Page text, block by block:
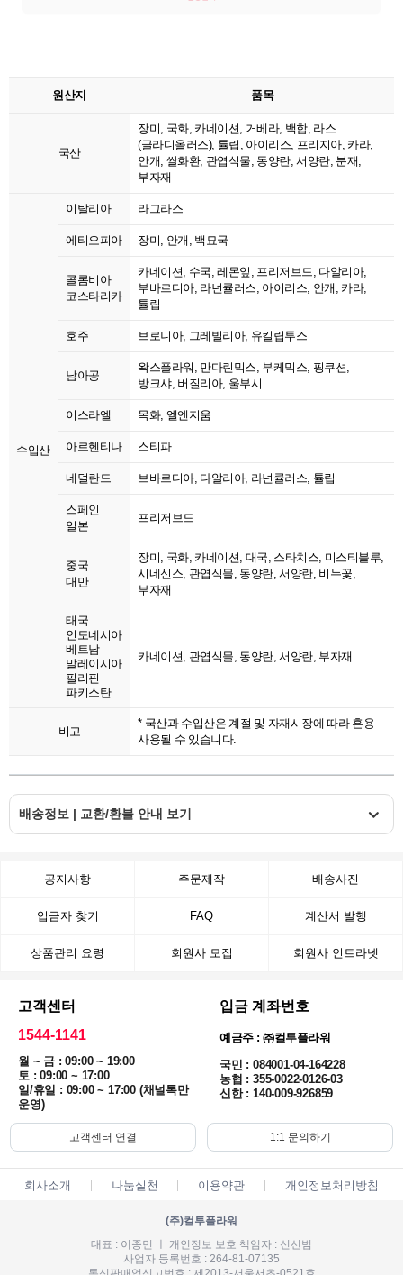
원산지 품목
국산
장미, 국화, 카네이션, 거베라, 백합, 라스
(글라디올러스), 튤립, 아이리스, 프리지아, 카라,
안개, 쌀화환, 관엽식물, 동양란, 서양란, 분재,
부자재
수입산
이탈리아 라그라스
에티오피아 장미, 안개, 백묘국
콜롬비아
코스타리카
카네이션, 수국, 레몬잎, 프리저브드, 다알리아,
부바르디아, 라넌큘러스, 아이리스, 안개, 카라,
튤립
호주 브로니아, 그레빌리아, 유킬립투스
남아공
왁스플라워, 만다린믹스, 부케믹스, 핑쿠션,
방크샤, 버질리아, 울부시
이스라엘 목화, 엘엔지움
아르헨티나 스티파
네덜란드 브바르디아, 다알리아, 라넌큘러스, 튤립
스페인
일본
프리저브드
중국
대만
장미, 국화, 카네이션, 대국, 스타치스, 미스티블루,
시네신스, 관엽식물, 동양란, 서양란, 비누꽃,
부자재
태국
인도네시아
베트남
말레이시아
필리핀
파키스탄
카네이션, 관엽식물, 동양란, 서양란, 부자재
비고
* 국산과 수입산은 계절 및 자재시장에 따라 혼용
사용될 수 있습니다.
배송정보 | 교환/환불 안내 보기
공지사항 주문제작 배송사진
입금자 찾기 FAQ 계산서 발행
상품관리 요령 회원사 모집 회원사 인트라넷
고객센터
1544-1141
월 ~ 금 : 09:00 ~ 19:00
토 : 09:00 ~ 17:00
일/휴일 : 09:00 ~ 17:00 (채널톡만
운영)
입금 계좌번호
예금주 : ㈜컬투플라워
국민 : 084001-04-164228
농협 : 355-0022-0126-03
신한 : 140-009-926859
고객센터 연결 1:1 문의하기
회사소개 나눔실천 이용약관 개인정보처리방침
(주)컬투플라워
대표 : 이종민 ㅣ 개인정보 보호 책임자 : 신선범
사업자 등록번호 : 264-81-07135